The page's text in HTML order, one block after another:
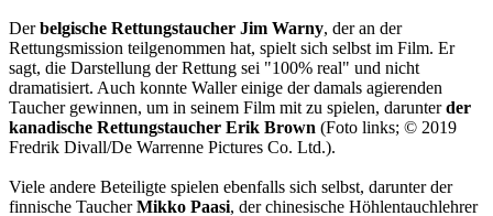
Derbelgische Rettungstaucher Jim Warny, der an der
Rettungsmission teilgenommen hat, spielt sich selbst im Film. Er
sagt, die Darstellung der Rettung sei "100% real" und nicht
dramatisiert. Auch konnte Waller einige der damals agierenden
Taucher gewinnen, um in seinem Film mit zu spielen, darunterder
kanadische Rettungstaucher Erik Brown (Foto links; © 2019
Fredrik Divall/De Warrenne Pictures Co. Ltd.).
Viele andere Beteiligte spielen ebenfalls sich selbst, darunter der
finnische TaucherMikko Paasi, der chinesische Höhlentauchlehrer